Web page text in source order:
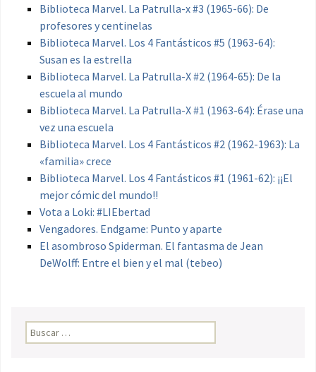
Biblioteca Marvel. La Patrulla-x #3 (1965-66): De
profesores y centinelas
Biblioteca Marvel. Los 4 Fantásticos #5 (1963-64):
Susan es la estrella
Biblioteca Marvel. La Patrulla-X #2 (1964-65): De la
escuela al mundo
Biblioteca Marvel. La Patrulla-X #1 (1963-64): Érase una
vez una escuela
Biblioteca Marvel. Los 4 Fantásticos #2 (1962-1963): La
«familia» crece
Biblioteca Marvel. Los 4 Fantásticos #1 (1961-62): ¡¡El
mejor cómic del mundo!!
Vota a Loki: #LIEbertad
Vengadores. Endgame: Punto y aparte
El asombroso Spiderman. El fantasma de Jean
DeWolff: Entre el bien y el mal (tebeo)
Buscar: